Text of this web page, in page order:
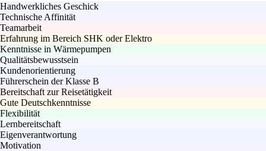
Handwerkliches Geschick
Technische Affinität
Teamarbeit
Erfahrung im Bereich SHK oder Elektro
Kenntnisse in Wärmepumpen
Qualitätsbewusstsein
Kundenorientierung
Führerschein der Klasse B
Bereitschaft zur Reisetätigkeit
Gute Deutschkenntnisse
Flexibilität
Lernbereitschaft
Eigenverantwortung
Motivation